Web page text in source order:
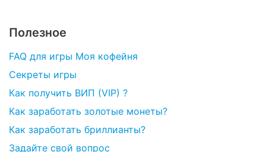
Полезное
FAQ для игры Моя кофейня
Секреты игры
Как получить ВИП (VIP) ?
Как заработать золотые монеты?
Как заработать бриллианты?
Задайте свой вопрос